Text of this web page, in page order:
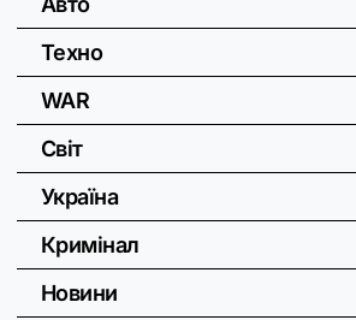
Техно
WAR
Світ
Україна
Кримінал
Новини